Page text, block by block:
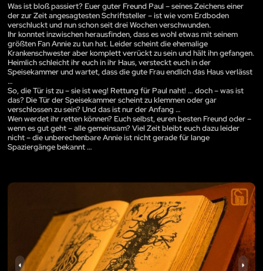
Was ist bloß passiert? Euer guter Freund Paul – seines Zeichens einer
der zur Zeit angesagtesten Schriftsteller – ist wie vom Erdboden
verschluckt und nun schon seit drei Wochen verschwunden.
Ihr konntet inzwischen herausfinden, dass es wohl etwas mit seinem
größten Fan Annie zu tun hat. Leider scheint die ehemalige
Krankenschwester aber komplett verrückt zu sein und hält ihn gefangen.
Heimlich schleicht ihr euch in ihr Haus, versteckt euch in der
Speisekammer und wartet, dass die gute Frau endlich das Haus verlässt
…
So, die Tür ist zu – sie ist weg! Rettung für Paul naht! … doch – was ist
das? Die Tür der Speisekammer scheint zu klemmen oder gar
verschlossen zu sein? Und das ist nur der Anfang …
Wen werdet ihr retten können? Euch selbst, euren besten Freund oder –
wenn es gut geht – alle gemeinsam? Viel Zeit bleibt euch dazu leider
nicht – die unberechenbare Annie ist nicht gerade für lange
Spaziergänge bekannt …